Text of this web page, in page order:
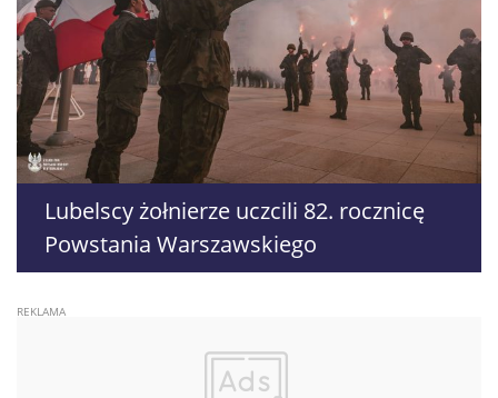
Lubelscy żołnierze uczcili 82. rocznicę
Powstania Warszawskiego